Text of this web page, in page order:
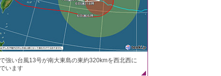
強い台風13号が南大東島の東約320kmを西北西に
います